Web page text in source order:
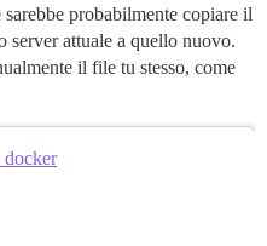
probabilmente copiare il
server attuale a quello nuovo.
il file tu stesso, come